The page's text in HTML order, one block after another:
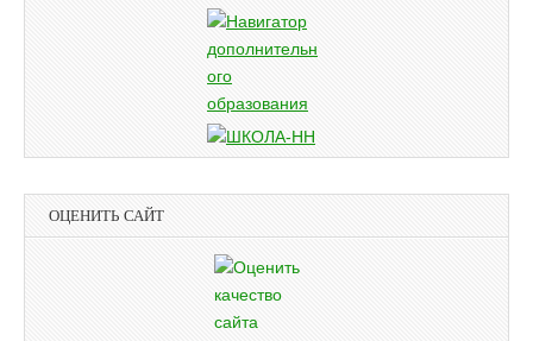
ОЦЕНИТЬ САЙТ